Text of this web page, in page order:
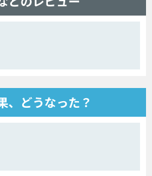
、どうなった？